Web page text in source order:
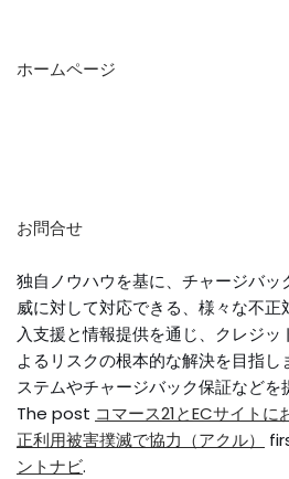
ホームページ
お問合せ
独自ノウハウを基に、チャージバッ
威に対して対応できる、様々な不
入支援と情報提供を通じ、クレジ
よるリスクの根本的な解決を目指
ステムやチャージバック保証などを
The post コマース21とECサイト
正利用被害撲滅で協力（アクル）
ントナビ.